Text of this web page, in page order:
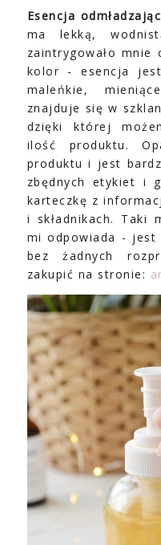
Esencja
ma lekką,
zaintrygowało
kolor - esencja
maleńkie,
znajduje się w
dzięki której
ilość produktu.
produktu i jest
zbędnych etykiet i
karteczkę z
i składnikach. Taki
mi odpowiada - jest
bez żadnych
zakupić na stronie: